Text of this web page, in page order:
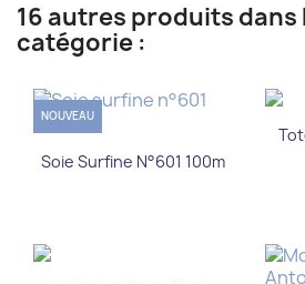
16 autres produits dans
catégorie :
Soie Surfine N°601 100m
NOUVEAU